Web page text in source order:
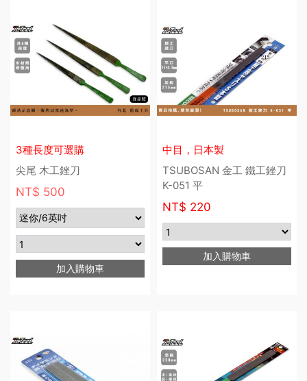
3種長度可選購
尖尾 木工銼刀
NT$ 500
加入購物車
中目，日本製
TSUBOSAN 金工 鐵工銼刀
K-051 平
NT$ 220
加入購物車